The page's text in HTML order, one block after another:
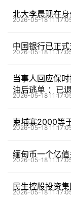
北大李晨现在
2026-05-18
中国银行已正
2026-05-18
当事人回应保
油后逃单 ：已
2026-05-18
柬埔寨2000等
2026-05-18
缅甸币一个亿值
2026-05-18
民生控股投资
2026-05-18